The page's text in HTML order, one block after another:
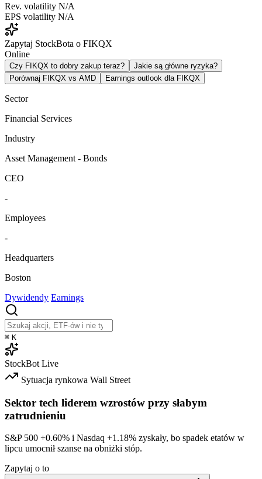
Rev. volatility N/A
EPS volatility N/A
Zapytaj StockBota o FIKQX
Online
Czy FIKQX to dobry zakup teraz?
Jakie są główne ryzyka?
Porównaj FIKQX vs AMD
Earnings outlook dla FIKQX
Sector
Financial Services
Industry
Asset Management - Bonds
CEO
-
Employees
-
Headquarters
Boston
Dywidendy Earnings
⌘ K
StockBot Live
Sytuacja rynkowa Wall Street
Sektor tech liderem wzrostów przy słabym
zatrudnieniu
S&P 500 +0.60% i Nasdaq +1.18% zyskały, bo spadek etatów w
lipcu umocnił szanse na obniżki stóp.
Zapytaj o to